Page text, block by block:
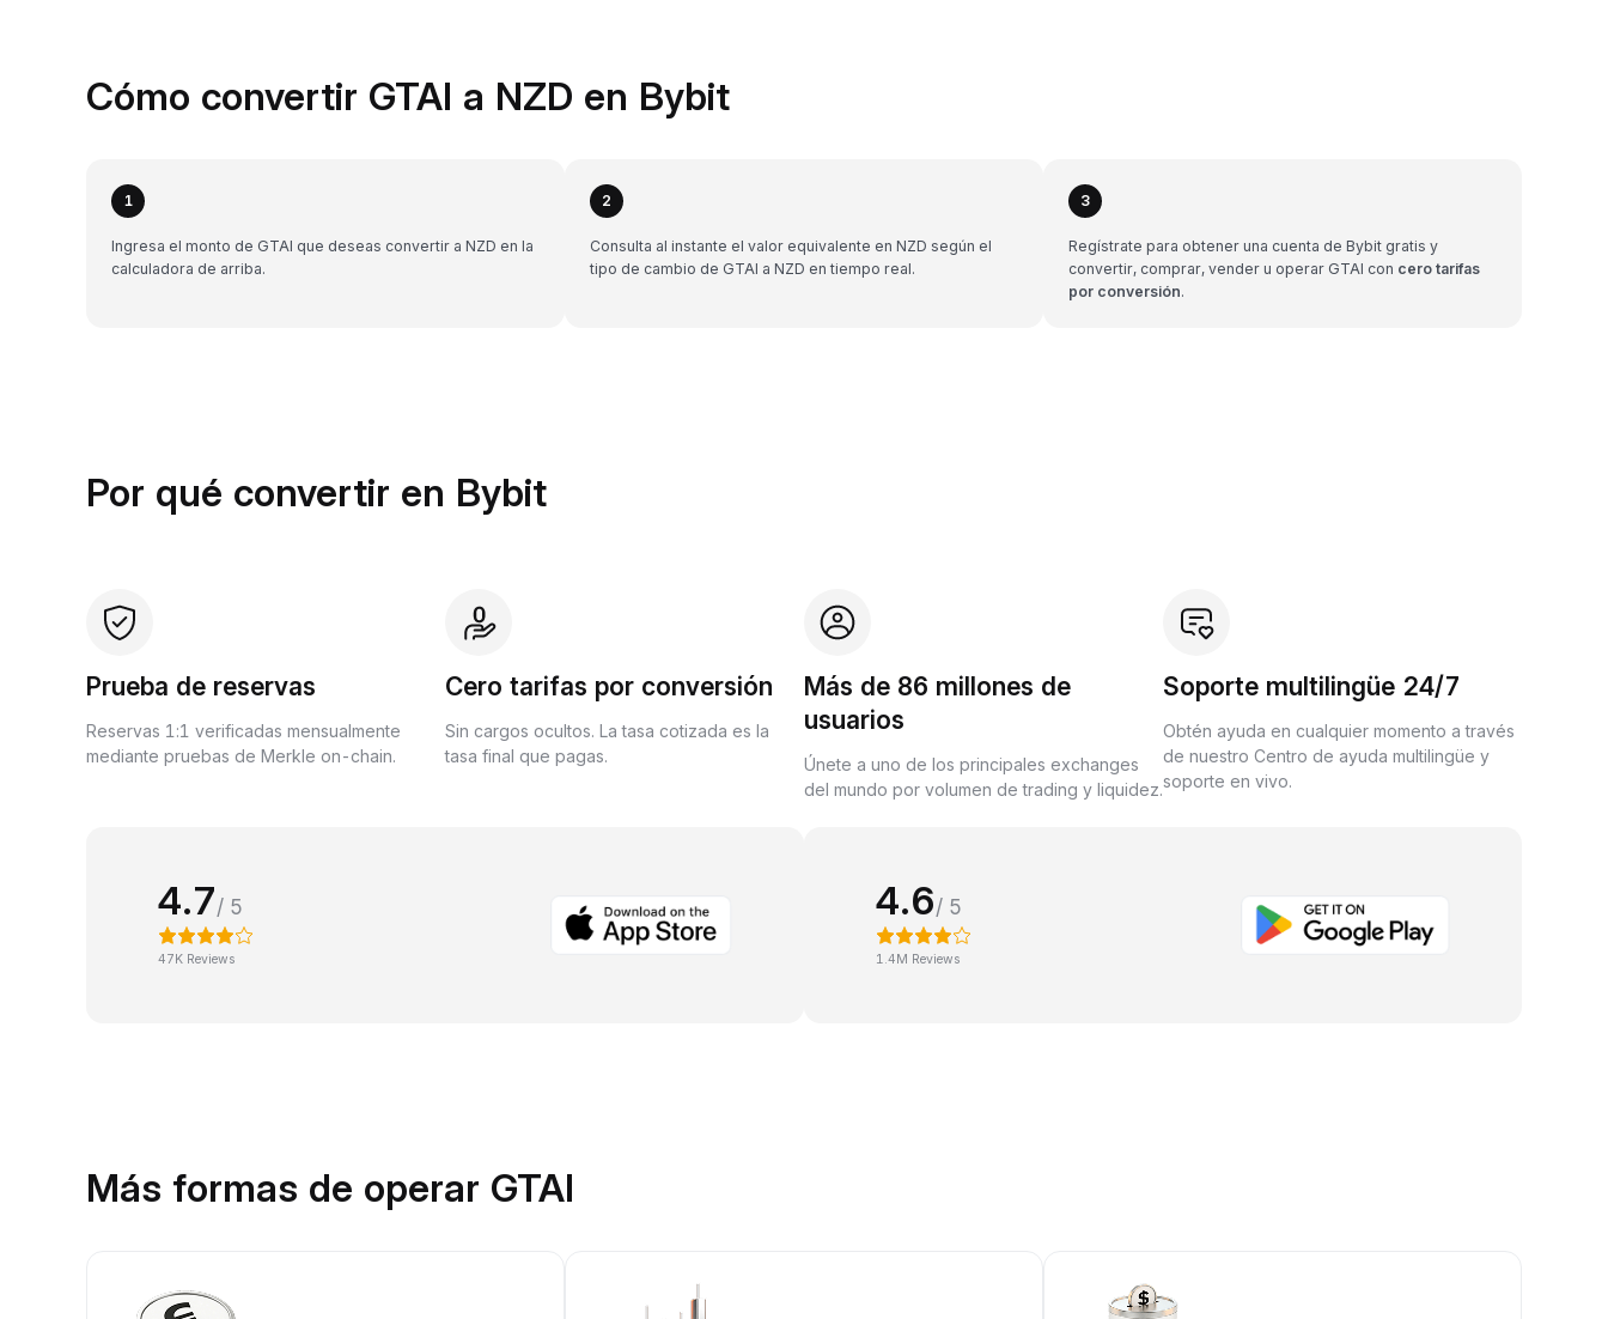
Cómo convertir GTAI a NZD en Bybit
1
Ingresa el monto de GTAI que deseas convertir a NZD en la
calculadora de arriba.
2
Consulta al instante el valor equivalente en NZD según el
tipo de cambio de GTAI a NZD en tiempo real.
3
Regístrate para obtener una cuenta de Bybit gratis y
convertir, comprar, vender u operar GTAI con cero tarifas
por conversión.
Por qué convertir en Bybit
Prueba de reservas
Reservas 1:1 verificadas mensualmente
mediante pruebas de Merkle on-chain.
Cero tarifas por conversión
Sin cargos ocultos. La tasa cotizada es la
tasa final que pagas.
Más de 86 millones de
usuarios
Únete a uno de los principales exchanges
del mundo por volumen de trading y liquidez.
Soporte multilingüe 24/7
Obtén ayuda en cualquier momento a través
de nuestro Centro de ayuda multilingüe y
soporte en vivo.
4.7/ 5
47K Reviews
4.6/ 5
1.4M Reviews
Más formas de operar GTAI